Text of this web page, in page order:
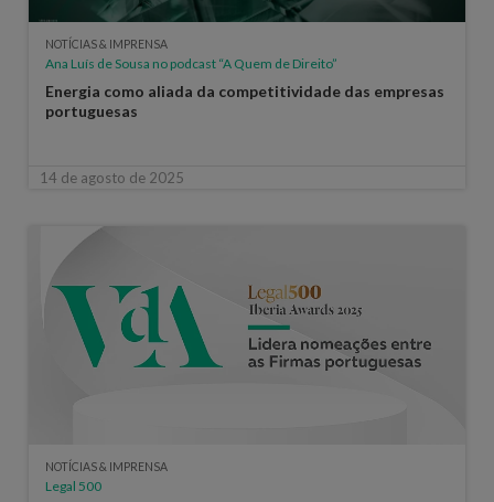
NOTÍCIAS & IMPRENSA
Ana Luís de Sousa no podcast “A Quem de Direito”
Energia como aliada da competitividade das empresas
portuguesas
14 de agosto de 2025
NOTÍCIAS & IMPRENSA
Legal 500